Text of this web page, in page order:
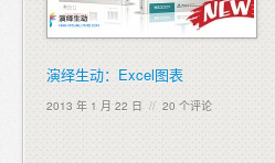
演绎生动：Excel图表
2013 年 1 月 22 日 // 20 个评论